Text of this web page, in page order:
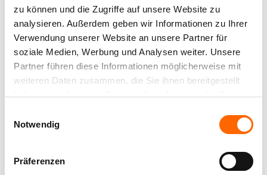
zu können und die Zugriffe auf unsere Website zu
analysieren. Außerdem geben wir Informationen zu Ihrer
Verwendung unserer Website an unsere Partner für
soziale Medien, Werbung und Analysen weiter. Unsere
Partner führen diese Informationen möglicherweise mit
weiteren Daten zusammen, die Sie ihnen bereitgestellt
haben oder die sie im Rahmen Ihrer Nutzung der Dienste
Notwendig
Präferenzen
mit kräftigen Farben wie Orange oder
komplementären Rot-Nuancen kombinieren. Hier ist
allerdings Augenmaß gefragt, da die Farben im
Zusammenspiel schnell unruhig wirken.